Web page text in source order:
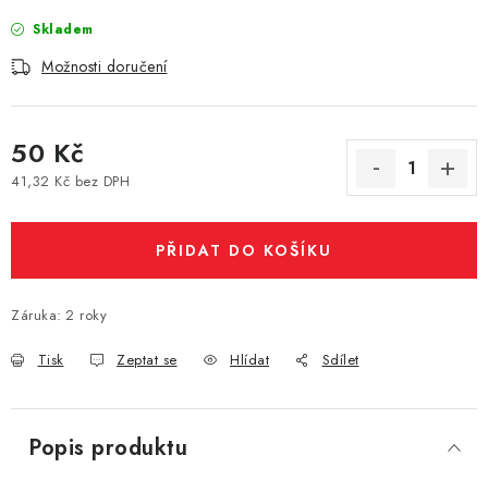
ZNAČKY
Skladem
Možnosti doručení
50 Kč
41,32 Kč bez DPH
PŘIDAT DO KOŠÍKU
Záruka: 2 roky
Tisk Zeptat se Hlídat Sdílet
Popis produktu